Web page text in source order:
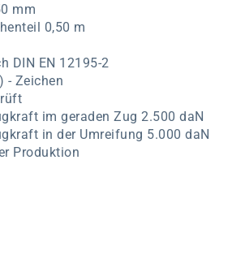
mm
0,50 m
DIN EN 12195-2
- Zeichen
im geraden Zug 2.500 daN
in der Umreifung 5.000 daN
Produktion